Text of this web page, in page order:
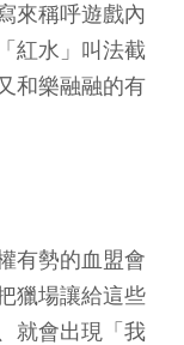
來稱呼遊戲內
紅水」叫法截
和樂融融的有
有勢的血盟會
獵場讓給這些
就會出現「我